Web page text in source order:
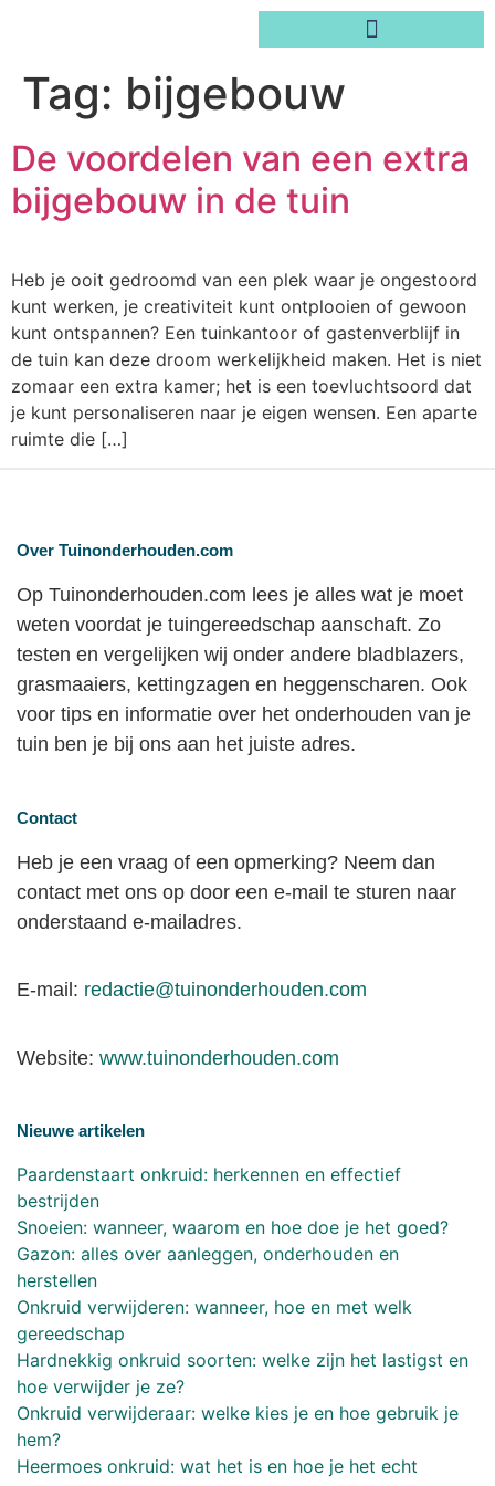
Tag: bijgebouw
De voordelen van een extra
bijgebouw in de tuin
Heb je ooit gedroomd van een plek waar je ongestoord
kunt werken, je creativiteit kunt ontplooien of gewoon
kunt ontspannen? Een tuinkantoor of gastenverblijf in
de tuin kan deze droom werkelijkheid maken. Het is niet
zomaar een extra kamer; het is een toevluchtsoord dat
je kunt personaliseren naar je eigen wensen. Een aparte
ruimte die […]
Over Tuinonderhouden.com
Op Tuinonderhouden.com lees je alles wat je moet
weten voordat je tuingereedschap aanschaft. Zo
testen en vergelijken wij onder andere bladblazers,
grasmaaiers, kettingzagen en heggenscharen. Ook
voor tips en informatie over het onderhouden van je
tuin ben je bij ons aan het juiste adres.
Contact
Heb je een vraag of een opmerking? Neem dan
contact met ons op door een e-mail te sturen naar
onderstaand e-mailadres.
E-mail: redactie@tuinonderhouden.com
Website: www.tuinonderhouden.com
Nieuwe artikelen
Paardenstaart onkruid: herkennen en effectief
bestrijden
Snoeien: wanneer, waarom en hoe doe je het goed?
Gazon: alles over aanleggen, onderhouden en
herstellen
Onkruid verwijderen: wanneer, hoe en met welk
gereedschap
Hardnekkig onkruid soorten: welke zijn het lastigst en
hoe verwijder je ze?
Onkruid verwijderaar: welke kies je en hoe gebruik je
hem?
Heermoes onkruid: wat het is en hoe je het echt